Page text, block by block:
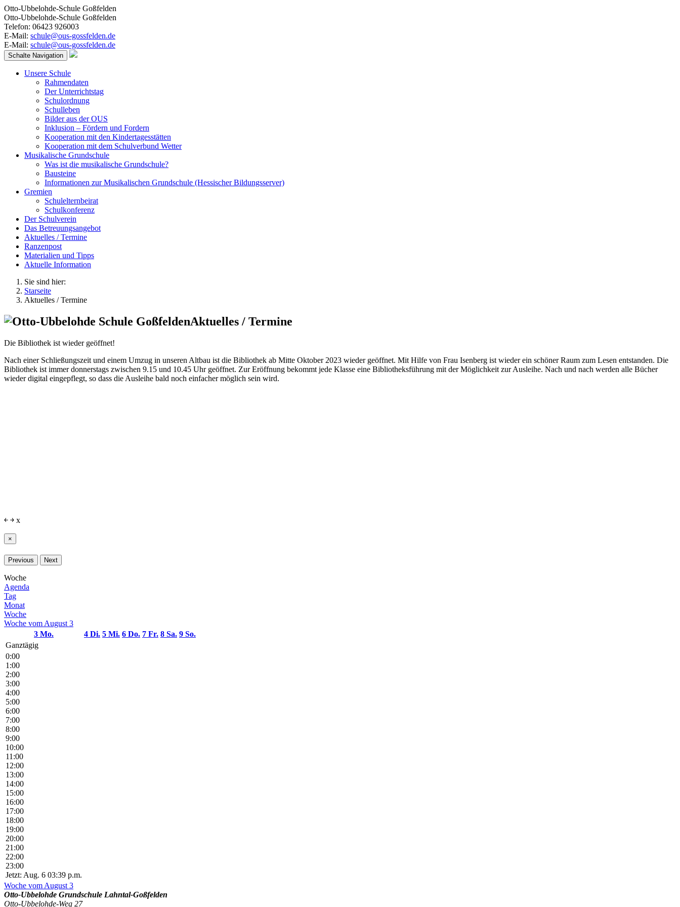
Otto-Ubbelohde-Schule Goßfelden
Otto-Ubbelohde-Schule Goßfelden
Telefon: 06423 926003
E-Mail: schule@ous-gossfelden.de
E-Mail: schule@ous-gossfelden.de
Schalte Navigation
Unsere Schule
Rahmendaten
Der Unterrichtstag
Schulordnung
Schulleben
Bilder aus der OUS
Inklusion – Fördern und Fordern
Kooperation mit den Kindertagesstätten
Kooperation mit dem Schulverbund Wetter
Musikalische Grundschule
Was ist die musikalische Grundschule?
Bausteine
Informationen zur Musikalischen Grundschule (Hessischer Bildungsserver)
Gremien
Schulelternbeirat
Schulkonferenz
Der Schulverein
Das Betreuungsangebot
Aktuelles / Termine
Ranzenpost
Materialien und Tipps
Aktuelle Information
Sie sind hier:
Starseite
Aktuelles / Termine
Aktuelles / Termine
Die Bibliothek ist wieder geöffnet!
Nach einer Schließungszeit und einem Umzug in unseren Altbau ist die Bibliothek ab Mitte Oktober 2023 wieder geöffnet. Mit Hilfe von Frau Isenberg ist wieder ein schöner Raum zum Lesen entstanden. Die
Bibliothek ist immer donnerstags zwischen 9.15 und 10.45 Uhr geöffnet. Zur Eröffnung bekommt jede Klasse eine Bibliotheksführung mit der Möglichkeit zur Ausleihe. Nach und nach werden alle Bücher
wieder digital eingepflegt, so dass die Ausleihe bald noch einfacher möglich sein wird.
￩ ￫ x
×
Previous Next
Woche
Agenda
Tag
Monat
Woche
Woche vom August 3
3 Mo. 4 Di. 5 Mi. 6 Do. 7 Fr. 8 Sa. 9 So.
Ganztägig
0:00
1:00
2:00
3:00
4:00
5:00
6:00
7:00
8:00
9:00
10:00
11:00
12:00
13:00
14:00
15:00
16:00
17:00
18:00
19:00
20:00
21:00
22:00
23:00
Jetzt: Aug. 6 03:39 p.m.
Woche vom August 3
Otto-Ubbelohde Grundschule Lahntal-Goßfelden
Otto-Ubbelohde-Weg 27